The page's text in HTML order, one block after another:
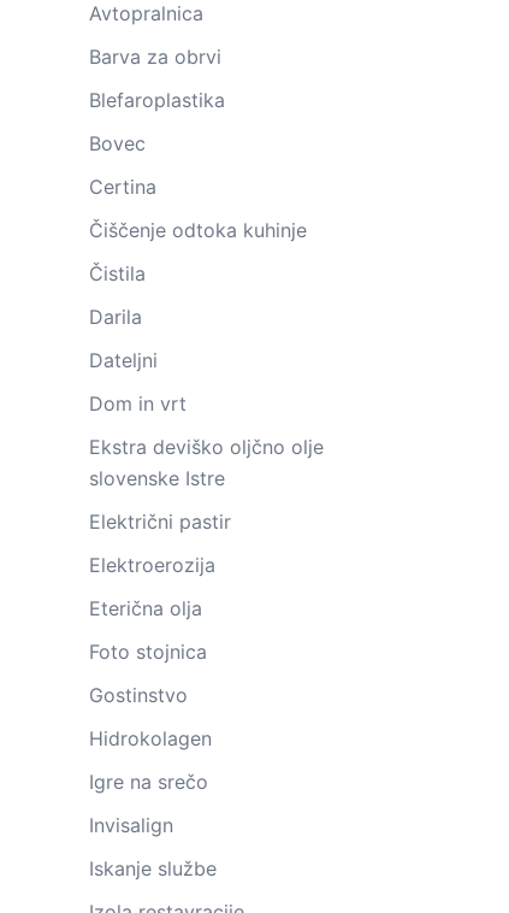
Avtopralnica
Barva za obrvi
Blefaroplastika
Bovec
Certina
Čiščenje odtoka kuhinje
Čistila
Darila
Dateljni
Dom in vrt
Ekstra deviško oljčno olje
slovenske Istre
Električni pastir
Elektroerozija
Eterična olja
Foto stojnica
Gostinstvo
Hidrokolagen
Igre na srečo
Invisalign
Iskanje službe